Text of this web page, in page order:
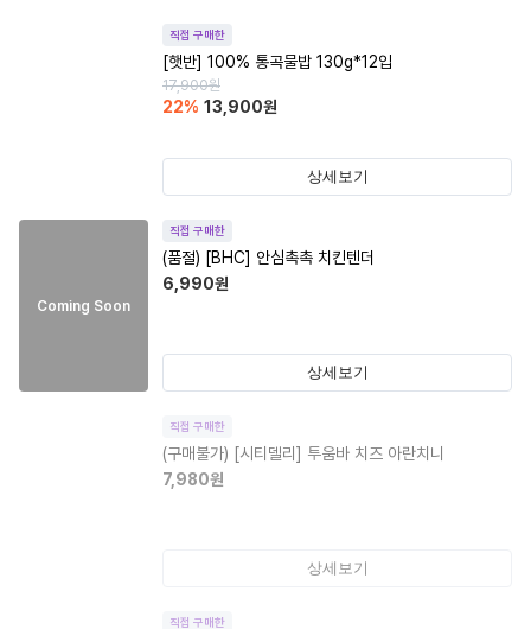
직접 구매한
[햇반] 100% 통곡물밥 130g*12입
17,900원
22% 13,900원
상세보기
Coming Soon
직접 구매한
(품절) [BHC] 안심촉촉 치킨텐더
6,990원
상세보기
직접 구매한
(구매불가) [시티델리] 투움바 치즈 아란치니
7,980원
상세보기
직접 구매한